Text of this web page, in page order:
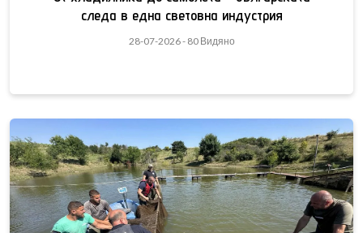
следа в една световна индустрия
28-07-2026 - 80 Видяно